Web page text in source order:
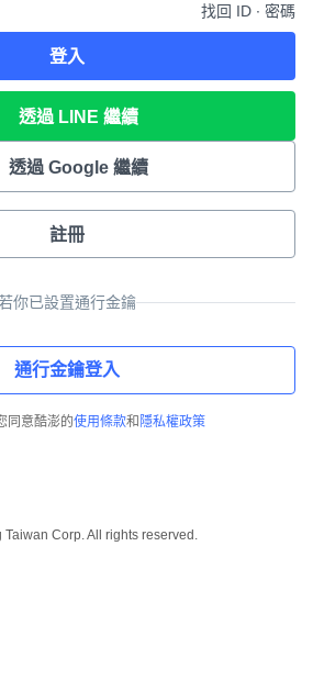
找回 ID ∙ 密碼
登入
透過 LINE 繼續
透過 Google 繼續
註冊
你已設置通行金鑰
通行金鑰登入
同意酷澎的使用條款和 隱私權政策
Corp. All rights reserved.